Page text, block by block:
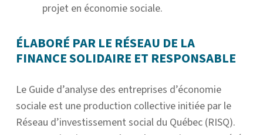
projet en économie sociale.
ÉLABORÉ PAR LE RÉSEAU DE LA
FINANCE SOLIDAIRE ET RESPONSABLE
Le Guide d’analyse des entreprises d’économie
sociale est une production collective initiée par le
Réseau d’investissement social du Québec (RISQ).